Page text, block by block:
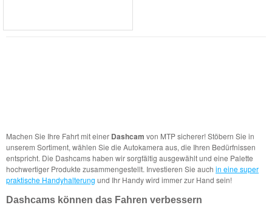
Machen Sie Ihre Fahrt mit einer Dashcam von MTP sicherer! Stöbern Sie in
unserem Sortiment, wählen Sie die Autokamera aus, die Ihren Bedürfnissen
entspricht. Die Dashcams haben wir sorgfältig ausgewählt und eine Palette
hochwertiger Produkte zusammengestellt. Investieren Sie auch in eine super
praktische Handyhalterung und Ihr Handy wird immer zur Hand sein!
Dashcams können das Fahren verbessern